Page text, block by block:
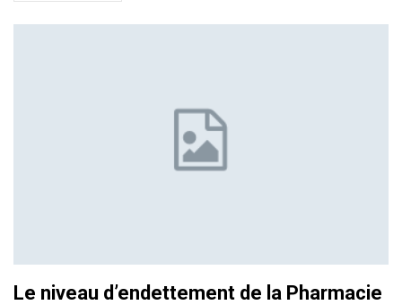
Le niveau d’endettement de la Pharmacie